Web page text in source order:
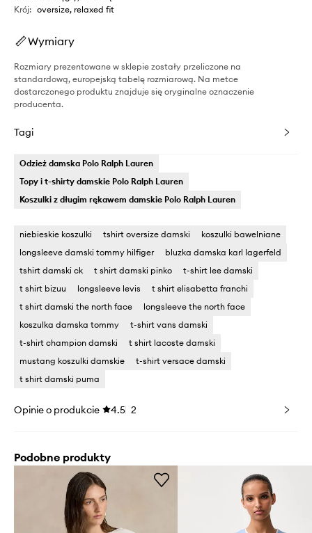
Krój: oversize, relaxed fit
Wymiary
Rozmiary prezentowane w sklepie zostały przeliczone na
standardową, europejską tabelę rozmiarową. Na metce
dostarczonego produktu znajduje się oryginalne oznaczenie
producenta.
Tagi
Odzież damska Polo Ralph Lauren
Topy i t-shirty damskie Polo Ralph Lauren
Koszulki z długim rękawem damskie Polo Ralph Lauren
niebieskie koszulki tshirt oversize damski
koszulki bawelniane
longsleeve damski tommy hilfiger
bluzka damska karl lagerfeld
tshirt damski ck
t shirt damski pinko
t-shirt lee damski
t shirt bizuu
longsleeve levis
t shirt elisabetta franchi
t shirt damski the north face
longsleeve the north face
koszulka damska tommy
t-shirt vans damski
t-shirt champion damski
t shirt lacoste damski
mustang koszulki damskie
t-shirt versace damski
t shirt damski puma
Opinie o produkcie 4.5 2
Podobne produkty